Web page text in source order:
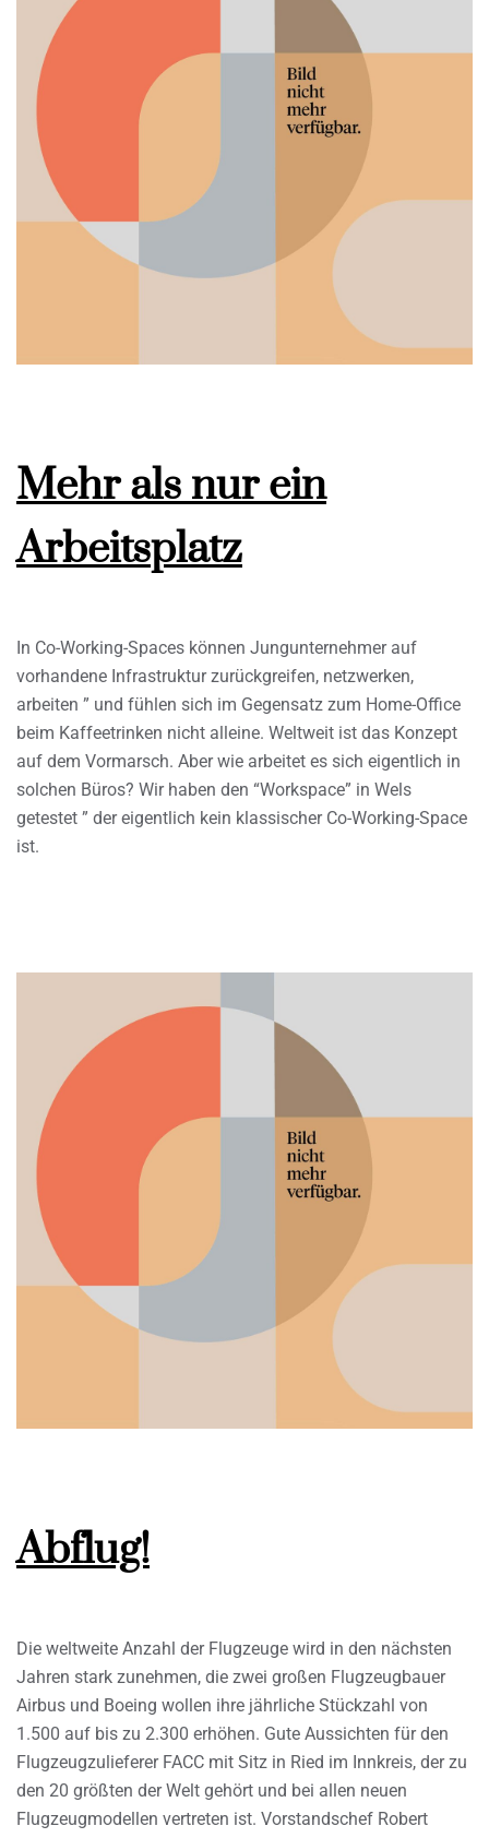
Mehr als nur ein
Arbeitsplatz
In Co-Working-Spaces können Jungunternehmer auf
vorhandene Infrastruktur zurückgreifen, netzwerken,
arbeiten ” und fühlen sich im Gegensatz zum Home-Office
beim Kaffeetrinken nicht alleine. Weltweit ist das Konzept
auf dem Vormarsch. Aber wie arbeitet es sich eigentlich in
solchen Büros? Wir haben den “Workspace” in Wels
getestet ” der eigentlich kein klassischer Co-Working-Space
ist.
Abflug!
Die weltweite Anzahl der Flugzeuge wird in den nächsten
Jahren stark zunehmen, die zwei großen Flugzeugbauer
Airbus und Boeing wollen ihre jährliche Stückzahl von
1.500 auf bis zu 2.300 erhöhen. Gute Aussichten für den
Flugzeugzulieferer FACC mit Sitz in Ried im Innkreis, der zu
den 20 größten der Welt gehört und bei allen neuen
Flugzeugmodellen vertreten ist. Vorstandschef Robert